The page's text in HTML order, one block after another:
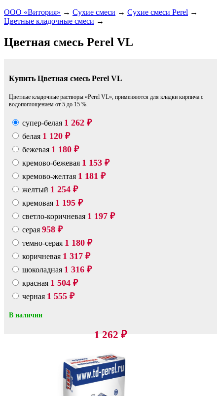
ООО «Витория» → Сухие смеси → Сухие смеси Perel →
Цветные кладочные смеси →
Цветная смесь Perel VL
Купить Цветная смесь Perel VL
Цветные кладочные растворы «Perel VL», применяются для кладки кирпича с
водопоглощением от 5 до 15 %.
супер-белая 1 262 ₽
белая 1 120 ₽
бежевая 1 180 ₽
кремово-бежевая 1 153 ₽
кремово-желтая 1 181 ₽
желтый 1 254 ₽
кремовая 1 195 ₽
светло-коричневая 1 197 ₽
серая 958 ₽
темно-серая 1 180 ₽
коричневая 1 317 ₽
шоколадная 1 316 ₽
красная 1 504 ₽
черная 1 555 ₽
В наличии
1 262 ₽